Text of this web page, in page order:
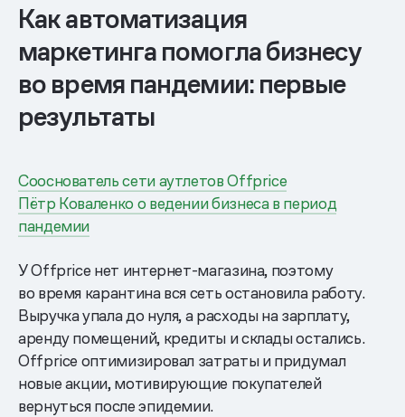
Как автоматизация
маркетинга помогла бизнесу
во время пандемии: первые
результаты
Сооснователь сети аутлетов Offprice
Пётр Коваленко о ведении бизнеса в период
пандемии
У Offprice нет интернет-магазина, поэтому
во время карантина вся сеть остановила работу.
Выручка упала до нуля, а расходы на зарплату,
аренду помещений, кредиты и склады остались.
Offprice оптимизировал затраты и придумал
новые акции, мотивирующие покупателей
вернуться после эпидемии.